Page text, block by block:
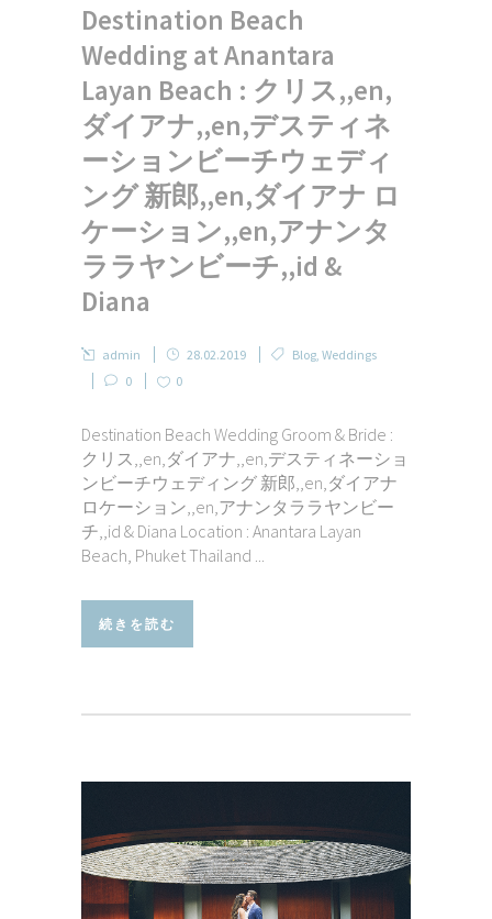
Destination Beach
Wedding at Anantara
Layan Beach : クリス,,en,
ダイアナ,,en,デスティネ
ーションビーチウェディ
ング 新郎,,en,ダイアナ ロ
ケーション,,en,アナンタ
ララヤンビーチ,,id &
Diana
admin 28.02.2019 Blog Weddings
0
0
Destination Beach Wedding Groom & Bride :
クリス,,en,ダイアナ,,en,デスティネーショ
ンビーチウェディング 新郎,,en,ダイアナ
ロケーション,,en,アナンタララヤンビー
チ,,id & Diana Location : Anantara Layan
Beach, Phuket Thailand ...
続きを読む